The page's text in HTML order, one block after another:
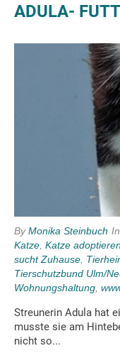
ADULA-
ByMonika Steinbuch In
Katze Katze
sucht Zuhause
Tierschutzbund Ulm/
Wohnungshaltung
Streunerin Adula hat
musste sie am
nicht so...